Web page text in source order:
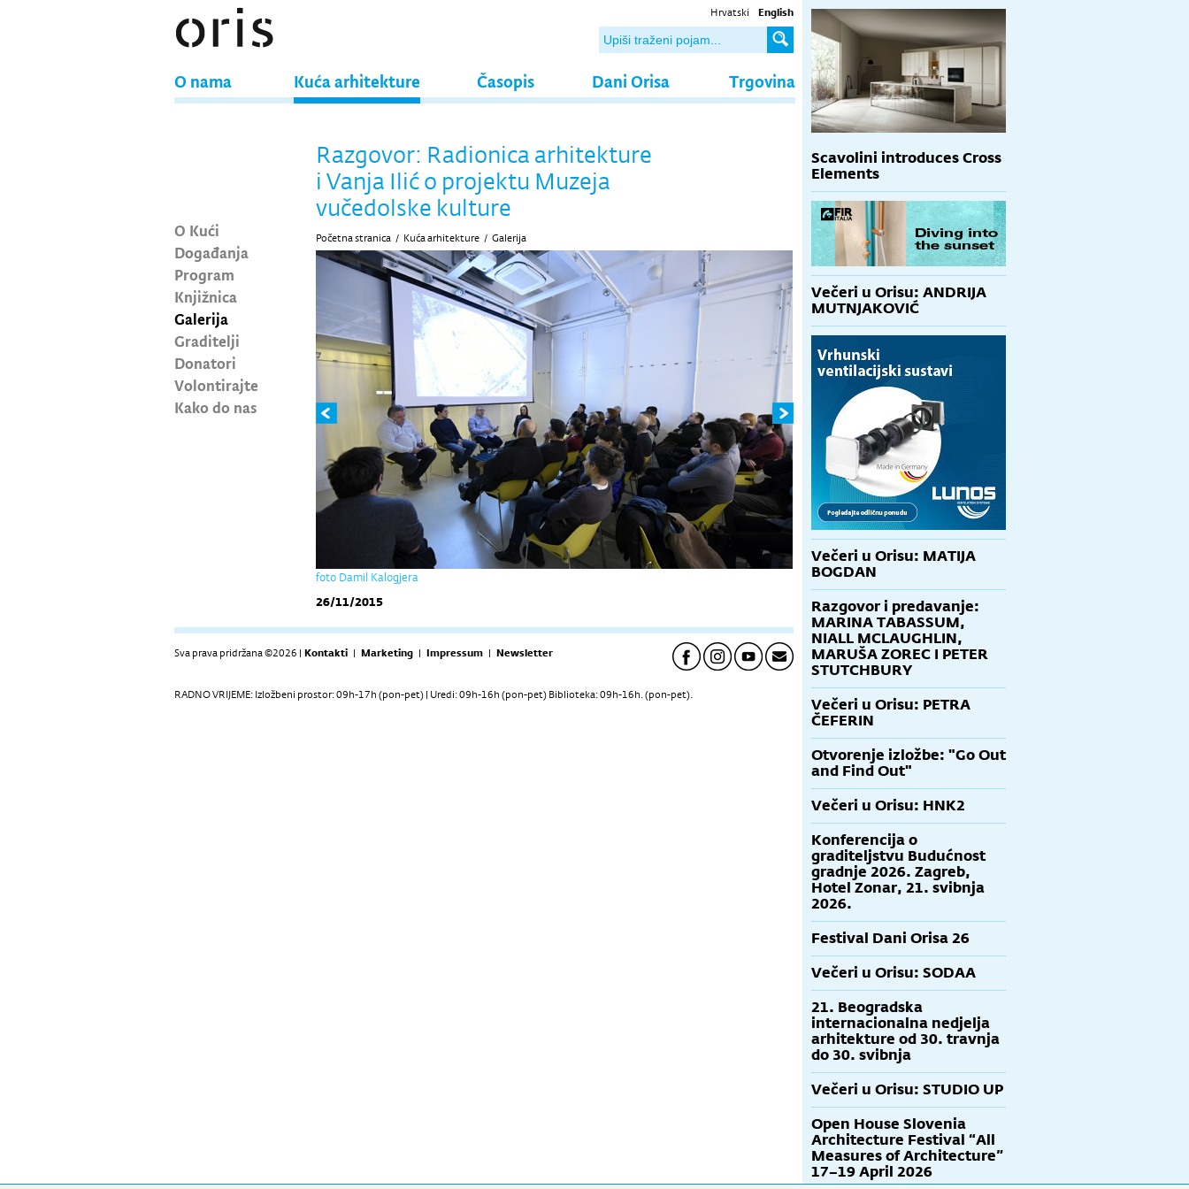
Hrvatski English
O nama Kuća arhitekture Časopis Dani Orisa Trgovina
O Kući
Događanja
Program
Knjižnica
Galerija
Graditelji
Donatori
Volontirajte
Kako do nas
Razgovor: Radionica arhitekture
i Vanja Ilić o projektu Muzeja
vučedolske kulture
Početna stranica / Kuća arhitekture / Galerija
foto Damil Kalogjera
26/11/2015
Sva prava pridržana ©2026 | Kontakti | Marketing | Impressum | Newsletter
RADNO VRIJEME: Izložbeni prostor: 09h-17h (pon-pet) | Uredi: 09h-16h (pon-pet) Biblioteka: 09h-16h. (pon-pet).
Scavolini introduces Cross
Elements
Večeri u Orisu: ANDRIJA
MUTNJAKOVIĆ
Večeri u Orisu: MATIJA
BOGDAN
Razgovor i predavanje:
MARINA TABASSUM,
NIALL MCLAUGHLIN,
MARUŠA ZOREC I PETER
STUTCHBURY
Večeri u Orisu: PETRA
ČEFERIN
Otvorenje izložbe: "Go Out
and Find Out"
Večeri u Orisu: HNK2
Konferencija o
graditeljstvu Budućnost
gradnje 2026. Zagreb,
Hotel Zonar, 21. svibnja
2026.
Festival Dani Orisa 26
Večeri u Orisu: SODAA
21. Beogradska
internacionalna nedjelja
arhitekture od 30. travnja
do 30. svibnja
Večeri u Orisu: STUDIO UP
Open House Slovenia
Architecture Festival “All
Measures of Architecture”
17–19 April 2026